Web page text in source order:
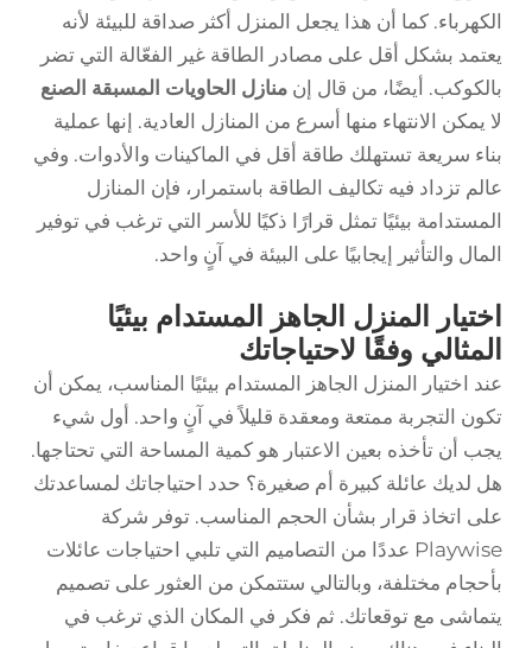
الكهرباء. كما أن هذا يجعل المنزل أكثر صداقة للبيئة لأنه
يعتمد بشكل أقل على مصادر الطاقة غير الفعّالة التي تضر
بالكوكب. أيضًا، من قال إن منازل الحاويات المسبقة الصنع
لا يمكن الانتهاء منها أسرع من المنازل العادية. إنها عملية
بناء سريعة تستهلك طاقة أقل في الماكينات والأدوات. وفي
عالم تزداد فيه تكاليف الطاقة باستمرار، فإن المنازل
المستدامة بيئيًا تمثل قرارًا ذكيًا للأسر التي ترغب في توفير
المال والتأثير إيجابيًا على البيئة في آنٍ واحد.
اختيار المنزل الجاهز المستدام بيئيًا
المثالي وفقًا لاحتياجاتك
عند اختيار المنزل الجاهز المستدام بيئيًا المناسب، يمكن أن
تكون التجربة ممتعة ومعقدة قليلاً في آنٍ واحد. أول شيء
يجب أن تأخذه بعين الاعتبار هو كمية المساحة التي تحتاجها.
هل لديك عائلة كبيرة أم صغيرة؟ حدد احتياجاتك لمساعدتك
على اتخاذ قرار بشأن الحجم المناسب. توفر شركة
Playwise عددًا من التصاميم التي تلبي احتياجات عائلات
بأحجام مختلفة، وبالتالي ستتمكن من العثور على تصميم
يتماشى مع توقعاتك. ثم فكر في المكان الذي ترغب في